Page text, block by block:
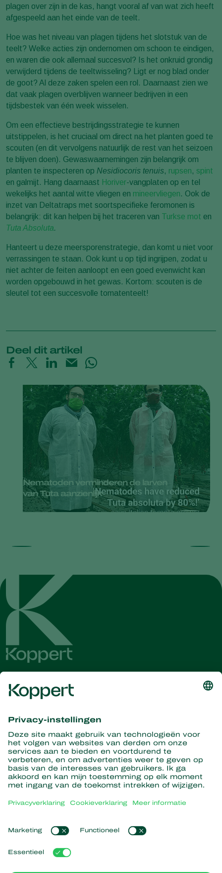
plagen over zijn in de kas, hangt vooral af van wat zich heeft
afgespeeld aan het einde van de teelt.
Hoe was het niveau van plagen tijdens het slotstuk van de
teelt? Welke acties zijn ondernomen om schoon te eindigen,
en waren die ook allemaal succesvol? Is het onkruid grondig
verwijderd tijdens de teeltwisseling? Ligt er nog blad onder
de goot? Al deze zaken spelen een rol. Daarnaast zien we
dat vaak plagen overblijven wanneer bedrijven in een
tijdsbestek van één week wisselen.
Om een effectieve bestrijdingsstrategie te kunnen
uitstippelen, is het cruciaal om direct na het planten goed te
scouten (en dit vervolgens natuurlijk de rest van het seizoen
te blijven doen). Gewaswaarnemingen zijn belangrijk om
planten te inspecteren op Nesidiocoris tenuis, rupsen, spint
en galmijt. Hang daarnaast Horiver-vangplaten op en tel
wekelijks het aantal witte vliegen en mineervliegen. Ook de
inzet van Deltatraps met soortspecifieke feromonen is
belangrijk: dit kan helpen bij het traceren van Turkse mot en
Tuta Absoluta.
Hanteert u deze meersporenstrategie, dan komt u niet voor
verrassingen te staan. Ook kunt u op tijd ingrijpen, zodat u
niet achter de feiten aanloopt en een goed evenwicht kan
worden opgebouwd in het gewas. Kortom: scouten is de
sleutel tot een succesvolle tomatenteelt!
Deel dit artikel
Nematoden verminderen de larven
van Tuta aanzienlijk
Ontvang het laatste nieuws en
informatie
Hier aanmelden
Partners with Nature
Roofmijten
Roofinsecten
Nuttige nematoden
Nuttige micro-organismen
Gewasbescherming
Nieuws en informatie
Duurzaamheid
Werken bij Koppert
Contact
Populaire links
Ervaringen van klanten
Koppert Global